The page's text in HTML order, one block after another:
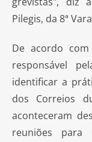
Pilegis, da 8ª
De acordo
responsável
identificar a
dos Correios
aconteceram
reuniões para